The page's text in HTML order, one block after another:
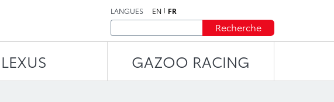
LANGUES EN FR
Recherche
LEXUS GAZOO RACING